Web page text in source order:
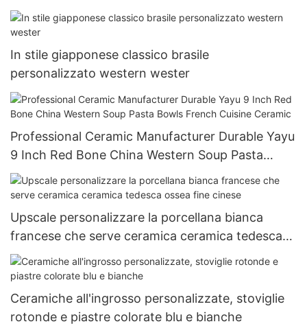
In stile giapponese classico brasile
personalizzato western wester
Professional Ceramic Manufacturer Durable Yayu
9 Inch Red Bone China Western Soup Pasta
Bowls French Cuisine Ceramic
Upscale personalizzare la porcellana bianca
francese che serve ceramica ceramica tedesca
ossea fine cinese
Ceramiche all'ingrosso personalizzate, stoviglie
rotonde e piastre colorate blu e bianche